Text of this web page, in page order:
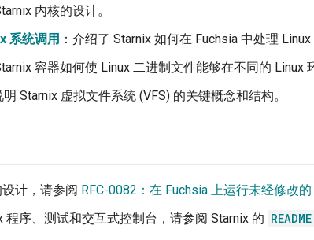
内核的设计。
系统调用 ：介绍了 Starnix 如何在 Fuchsia 中处理 Linux
容器如何使 Linux 二进制文件能够在不同的 Linux
明 Starnix 虚拟文件系统 (VFS) 的关键概念和结构。
计，请参阅 RFC-0082：在 Fuchsia 上运行未经修改
程序、测试和交互式控制台，请参阅 Starnix 的